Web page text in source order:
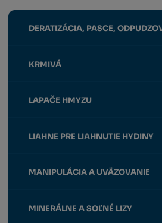
DERATIZÁCIA, PASCE,
KRMIVÁ
LAPAČE HMYZU
LIAHNE PRE LIAHNUTIE HYDINY
MANIPULÁCIA A UVÄZOVANIE
MINERÁLNE A SOĽNÉ LIZY